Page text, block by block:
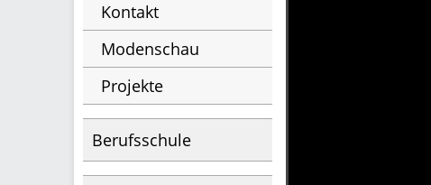
Kontakt
Modenschau
Projekte
Berufsschule